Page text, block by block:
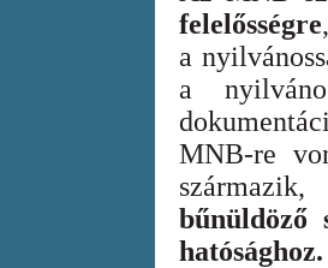
felelősségre
a
a
MNB-re
bűnüldöző
hatósághoz.